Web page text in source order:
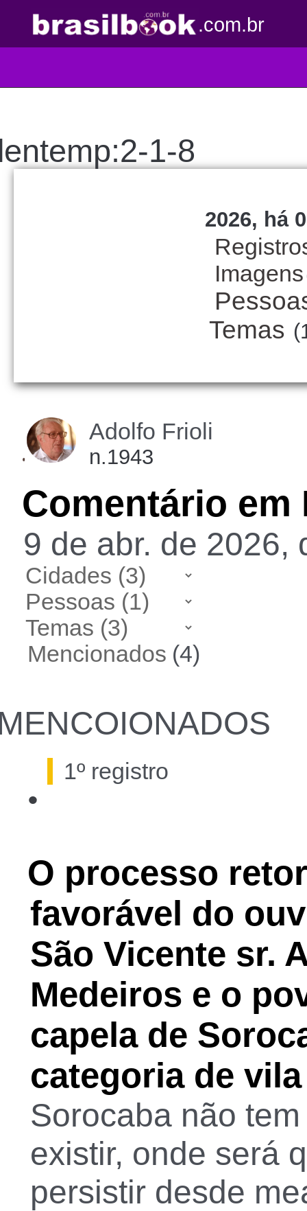
.com.br
1-8
2026, há
Imagens
Temas
Adolfo Frioli
n.1943
Comentário em
9 de abr. de
Mencionados (4)
1º registro
•3 de mar. de 1661, quinta-feira
O processo
favorável do
São Vicente sr.
Medeiros e o
capela de
categoria de vila
Sorocaba não
existir, onde será
persistir desde